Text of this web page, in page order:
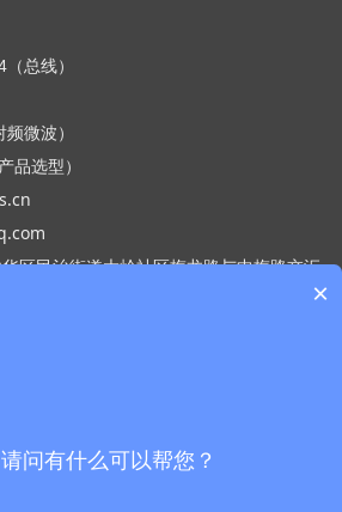
总线）
微波）
选型）
区民治街道大岭社区梅龙路与中梅路交汇
×
问有什么可以帮您？